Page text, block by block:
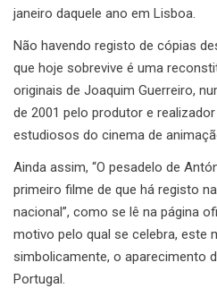
janeiro daquele ano em Lisboa.
Não havendo registo de cópias
que hoje sobrevive é uma
originais de Joaquim Guerreiro,
de 2001 pelo produtor e
estudiosos do cinema de
Ainda assim, “O pesadelo de
primeiro filme de que há registo
nacional”, como se lê na página
motivo pelo qual se celebra, este
simbolicamente, o aparecimento
Portugal.